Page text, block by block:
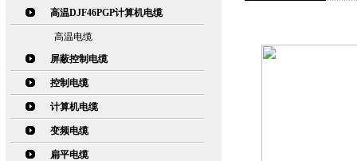
高温DJF46PGP计算机电缆
高温电缆
屏蔽控制电缆
控制电缆
计算机电缆
变频电缆
扁平电缆